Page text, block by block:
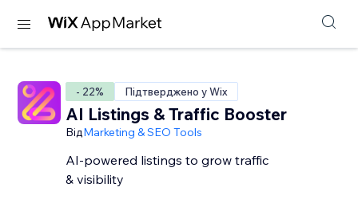
- 22% Підтверджено у Wix
AI Listings & Traffic Booster
ВідMarketing & SEO Tools
AI-powered listings to grow traffic
& visibility